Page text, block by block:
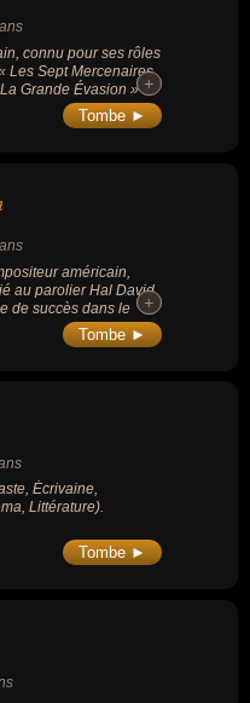
connu pour ses rôles
Les Sept Mercenaires
Grande Évasion »
McQueen), «
avec Audrey
Billy le Kid » (1973,
de Midway » (1973,
Heston), « Croix de fer
» (1997,
+
+
Tombe ►
ans
américain,
au parolier Hal David,
de succès dans le
populaire comme «
on My Head » (1969),
des années
+
+
Tombe ►
Écrivaine,
Littérature).
Tombe ►